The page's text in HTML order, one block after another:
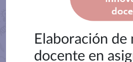
Elaboración de
docente en